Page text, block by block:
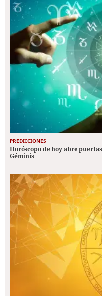
PREDICCIONES
Horóscopo de hoy abre
Géminis